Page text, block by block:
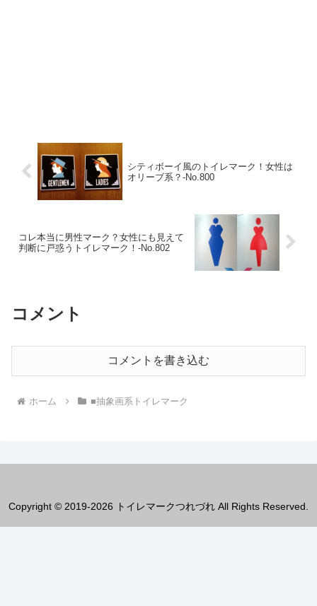
シティボーイ風のトイレマーク！女性は
オリーブ系？‐No.800
コレ本当に男性マーク？女性にも見えて
判断に戸惑うトイレマーク！‐No.802
コメント
コメントを書き込む
ホーム ■抽象画系トイレマーク
Copyright © 2019-2026 トイレマークつれづれ All Rights Reserved.